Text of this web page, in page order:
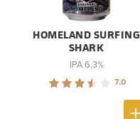
HOMELAND SURFING
SHARK
IPA 6,3%
7.0